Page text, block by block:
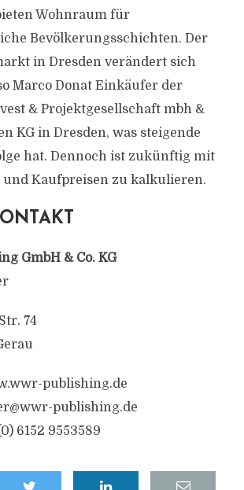
Wohnraum für
Bevölkerungsschichten. Der
in Dresden verändert sich
Marco Donat Einkäufer der
& Projektgesellschaft mbh &
KG in Dresden, was steigende
hat. Dennoch ist zukünftig mit
und Kaufpreisen zu kalkulieren.
GmbH & Co. KG
74
publishing.de
publishing.de
6152 9553589